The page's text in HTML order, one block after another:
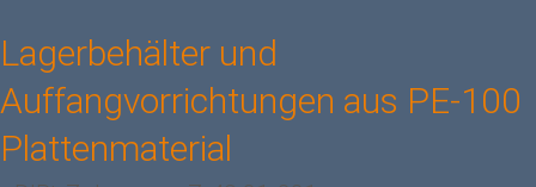
Lagerbehälter und
Auffangvorrichtungen aus PE-100
Plattenmaterial